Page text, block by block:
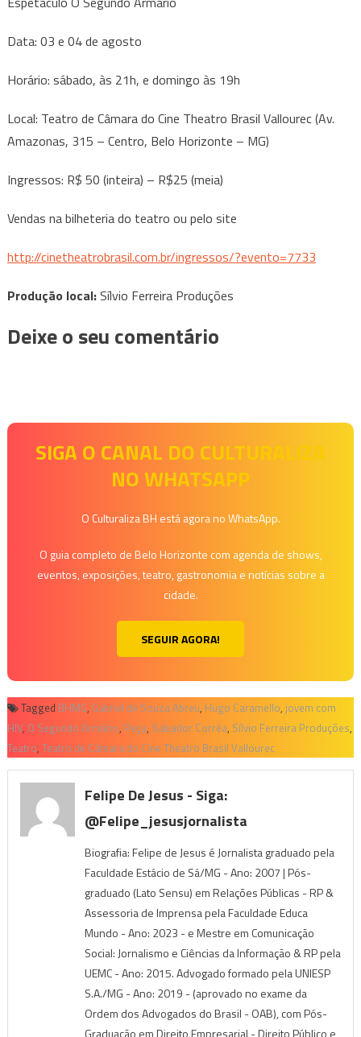
Data: 03 e 04 de agosto
Horário: sábado, às 21h, e domingo às 19h
Local: Teatro de Câmara do Cine Theatro Brasil Vallourec (Av.
Amazonas, 315 – Centro, Belo Horizonte – MG)
Ingressos: R$ 50 (inteira) – R$25 (meia)
Vendas na bilheteria do teatro ou pelo site
http://cinetheatrobrasil.com.br/ingressos/?evento=7733
Produção local:Sílvio Ferreira Produções
Deixe o seu comentário
SIGA O CANAL DO CULTURALIZA
NO WHATSAPP
O Culturaliza BH está agora no WhatsApp.
O guia completo de Belo Horizonte com agenda de shows,
eventos, exposições, teatro, gastronomia e notícias sobre a
cidade.
SEGUIR AGORA!
Tagged BHMG, Gabriel de Souza Abreu, Hugo Caramello, jovem com
HIV, O Segundo Armário, Peça, Salvador Corrêa, Sílvio Ferreira Produções,
Teatro, Teatro de Câmara do Cine Theatro Brasil Vallourec
Felipe De Jesus - Siga:
@felipe_jesusjornalista
Biografia: Felipe de Jesus é Jornalista graduado pela
Faculdade Estácio de Sá/MG - Ano: 2007 | Pós-
graduado (Lato Sensu) em Relações Públicas - RP &
Assessoria de Imprensa pela Faculdade Educa
Mundo - Ano: 2023 - e Mestre em Comunicação
Social: Jornalismo e Ciências da Informação & RP pela
UEMC - Ano: 2015. Advogado formado pela UNIESP
S.A./MG - Ano: 2019 - (aprovado no exame da
Ordem dos Advogados do Brasil - OAB), com Pós-
Graduação em Direito Empresarial - Direito Público e